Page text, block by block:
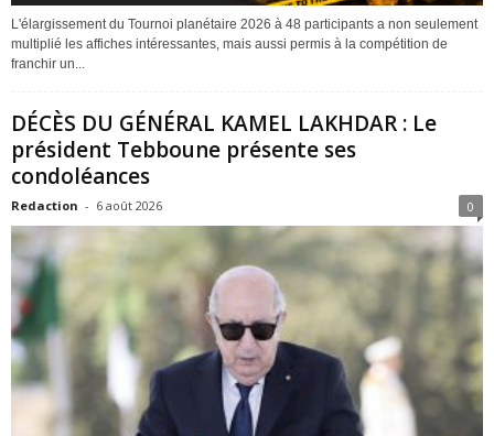
L'élargissement du Tournoi planétaire 2026 à 48 participants a non seulement
multiplié les affiches intéressantes, mais aussi permis à la compétition de
franchir un...
DÉCÈS DU GÉNÉRAL KAMEL LAKHDAR : Le
président Tebboune présente ses
condoléances
Redaction - 6 août 2026 0